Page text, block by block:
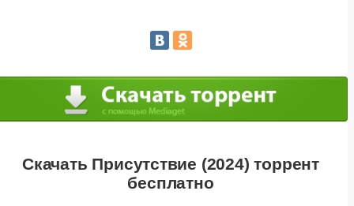
Скачать Присутствие (2024) торрент
бесплатно